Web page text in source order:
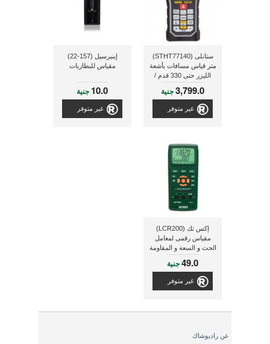
ستانلى (STHT77140)
متر قياس مسافات بأشعة
الليزر حتى 330 قدم /
100 متر
3,799.0جنية
غير متوفر
إينيرسيل (157-22)
مقياس للبطاريات
10.0 جنية
غير متوفر
إكس تك (LCR200)
مقياس رقمى لمعامل
الحث و السعة و المقاومة
49.0جنية
غير متوفر
عن راديوشاك